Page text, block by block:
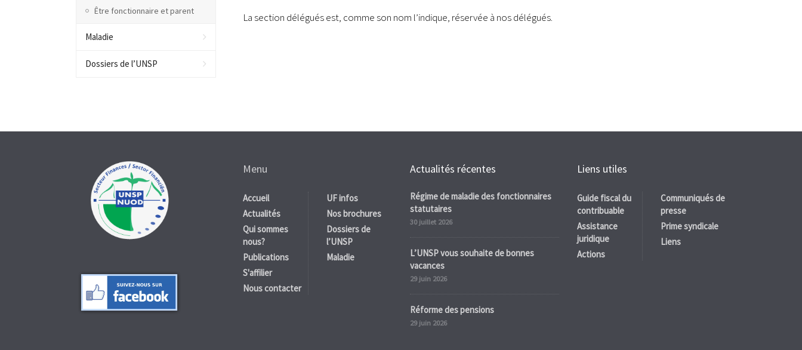
La section délégués est, comme son nom l’indique, réservée à nos délégués.
Être fonctionnaire et parent
Maladie
Dossiers de l’UNSP
Menu
Accueil
Actualités
Qui sommes
nous?
Publications
S'affilier
Nous contacter
UF infos
Nos brochures
Dossiers de
l’UNSP
Maladie
Actualités récentes
Régime de maladie des fonctionnaires
statutaires
30 juillet 2026
L’UNSP vous souhaite de bonnes
vacances
29 juin 2026
Réforme des pensions
29 juin 2026
Liens utiles
Guide fiscal du
contribuable
Assistance
juridique
Actions
Communiqués de
presse
Prime syndicale
Liens